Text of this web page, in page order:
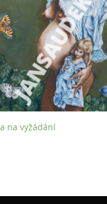
na vyžádání